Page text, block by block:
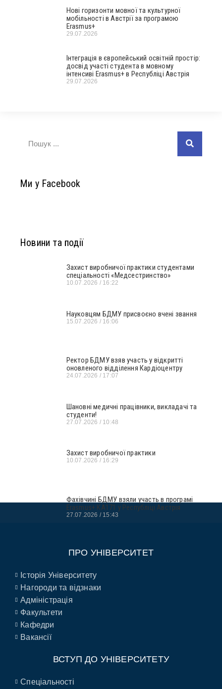
Нові горизонти мовної та культурної
мобільності в Австрії за програмою
Erasmus+
29.07.2026
Інтеграція в європейський освітній простір:
досвід участі студента в мовному
інтенсиві Erasmus+ в Республіці Австрія
29.07.2026
Ми у Facebook
Новини та події
Захист виробничої практики студентами
спеціальності «Медсестринство»
10.07.2026 16:22
Науковцям БДМУ присвоєно вчені звання
15.07.2026 16:06
Ректор БДМУ взяв участь у відкритті
оновленого відділення Кардіоцентру
24.07.2026 17:07
Шановні медичні працівники, викладачі та
студенти!
27.07.2026 10:48
Захист виробничої практики
10.07.2026 16:29
Фахівчині БДМУ взяли участь в програмі
Erasmus+ KA171 у Республіці Австрія
27.07.2026 15:43
ПРО УНІВЕРСИТЕТ
Історія Університету
Нагороди та відзнаки
Адміністрація
Факультети
Кафедри
Вакансії
ВСТУП ДО УНІВЕРСИТЕТУ
Спеціальності